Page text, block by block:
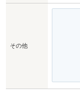
その他